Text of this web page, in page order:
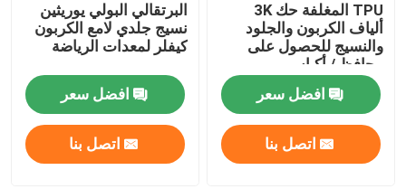
TPU المغلفة حك 3K
ألياف الكربون والجلود
والنسيج للحصول على
محافظ / أكياس
افضل سعر
اتصل بنا
البرتقالي البولي يوريثين
نسيج جلدي لامع الكربون
كيفلر لمعدات الرياضة
افضل سعر
اتصل بنا